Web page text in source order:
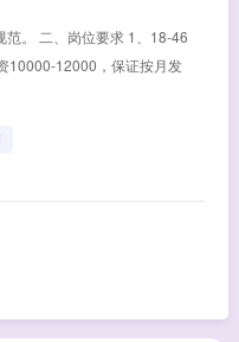
。 二、岗位要求 1、18-46
10000-12000，保证按月发